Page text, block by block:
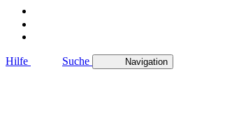
Hilfe Suche Navigation